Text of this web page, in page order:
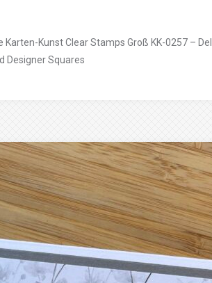
Kunst Clear Stamps Groß KK-0257 –
Designer Squares